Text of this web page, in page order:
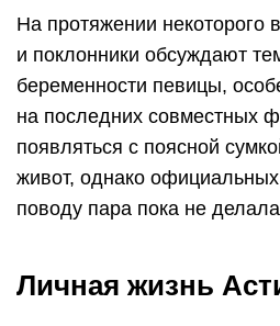
На протяжении некоторого
и поклонники обсуждают
беременности певицы,
на последних совместных
появляться с поясной
живот, однако
поводу пара пока не
Личная жизнь